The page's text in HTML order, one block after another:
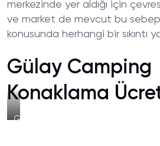
merkezinde yer aldığı için
ve market de mevcut bu
konusunda herhangi bir sıkıntı
Gülay Camping
Konaklama
Gülay